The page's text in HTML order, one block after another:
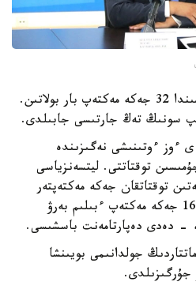
جىل باسىندا قىزىلوردا وبلىسىندا 32 جەكە مەكتەپ بار بولاتىن.
سونىڭ تەڭ جارتىسى جابىلدى.
- قاڭتار- اقپان ايلارىندا 4 ى ءوز ءوتىنىشى نەگىزىندە
توقتاتتى. ليتسەنزياسى
توقتاتقان جەكە مەكتەپتەر
سانى - 12. بۇگىنگى كۇنى 16 جەكە مەكتەپ ءبىلىم بەرۋ
- دەدى دەپارتامەنت باسشىسى.
جولدانىمى بويىنشا